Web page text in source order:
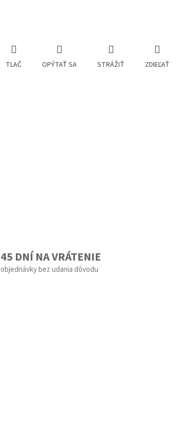
TLAČ OPÝTAŤ SA STRÁŽIŤ ZDIEĽAŤ
45 DNÍ NA VRÁTENIE
objednávky bez udania dôvodu